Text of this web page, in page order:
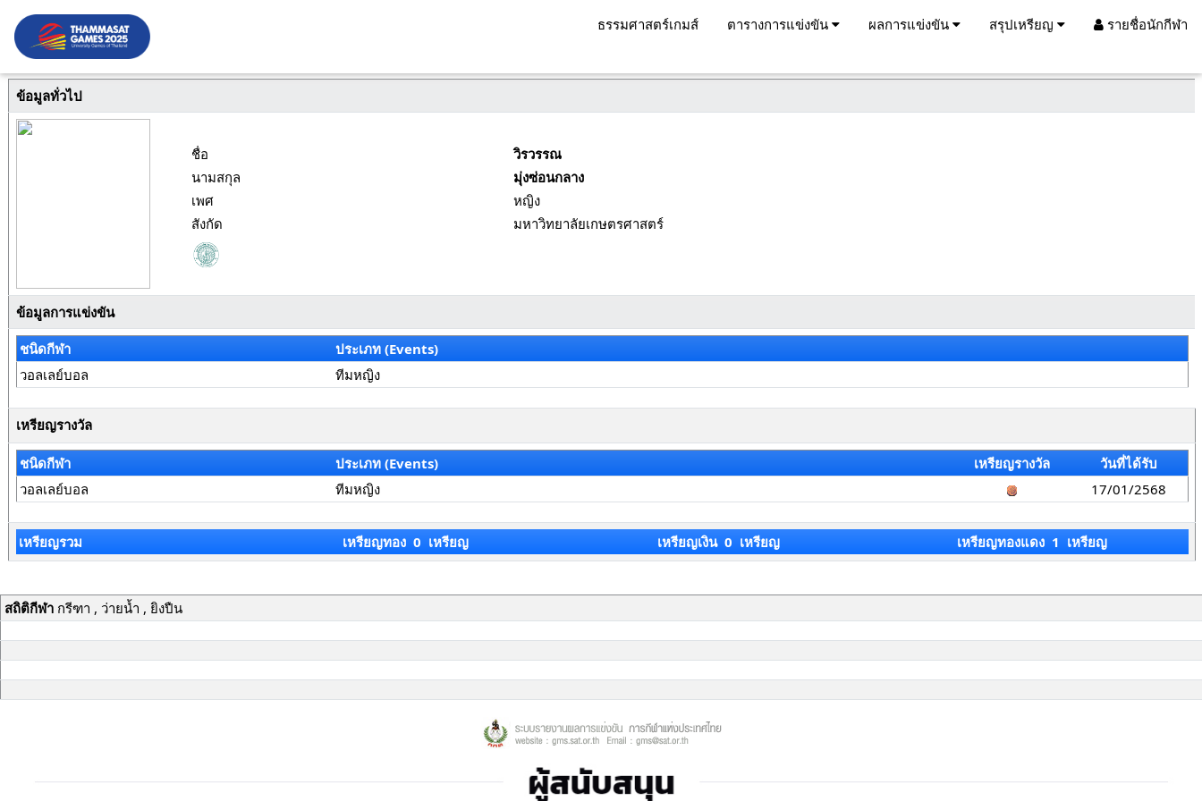
ธรรมศาสตร์เกมส์ ตารางการแข่งขัน ผลการแข่งขัน สรุปเหรียญ รายชื่อนักกีฬา
ข้อมูลทั่วไป
ชื่อ
วิรวรรณ
นามสกุล
มุ่งซ่อนกลาง
เพศ
หญิง
สังกัด
มหาวิทยาลัยเกษตรศาสตร์
ข้อมูลการแข่งขัน
ชนิดกีฬา
ประเภท (Events)
วอลเลย์บอล
ทีมหญิง
เหรียญรางวัล
ชนิดกีฬา ประเภท (Events) เหรียญรางวัล
วันที่ได้รับ
วอลเลย์บอล
ทีมหญิง 17/01/2568
เหรียญรวม เหรียญทอง 0 เหรียญ เหรียญเงิน 0 เหรียญ เหรียญทองแดง 1 เหรียญ
สถิติกีฬากรีฑา , ว่ายน้ำ , ยิงปืน